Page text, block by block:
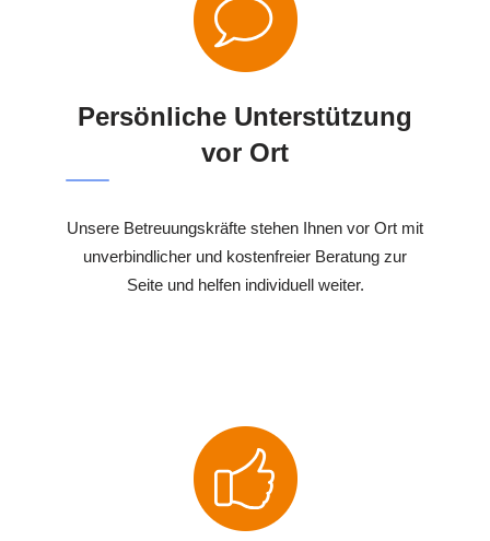
Persönliche Unterstützung
vor Ort
Unsere Betreuungskräfte stehen Ihnen vor Ort mit
unverbindlicher und kostenfreier Beratung zur
Seite und helfen individuell weiter.